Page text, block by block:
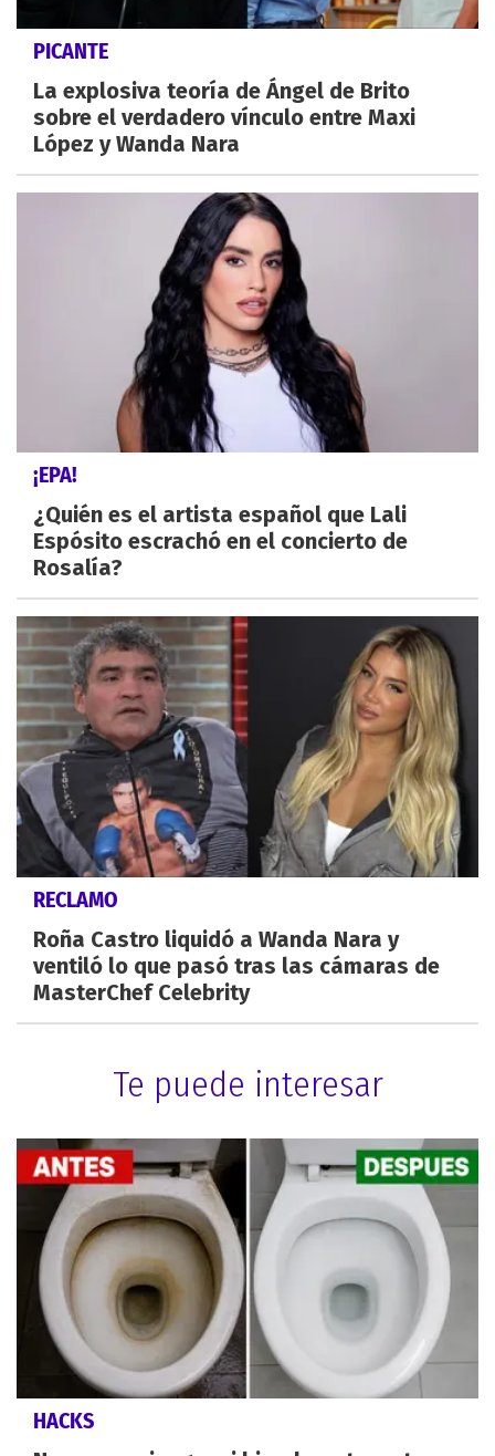
PICANTE
La explosiva teoría de Ángel de Brito
sobre el verdadero vínculo entre Maxi
López y Wanda Nara
¡EPA!
¿Quién es el artista español que Lali
Espósito escrachó en el concierto de
Rosalía?
RECLAMO
Roña Castro liquidó a Wanda Nara y
ventiló lo que pasó tras las cámaras de
MasterChef Celebrity
Te puede interesar
HACKS